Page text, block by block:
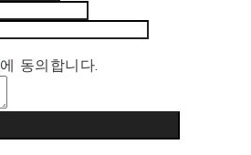
에 동의합니다.